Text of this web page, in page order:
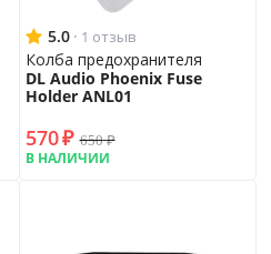
5.0 · 1 отзыв
Колба предохранителя
DL Audio Phoenix Fuse
Holder ANL01
570₽ 650₽
В НАЛИЧИИ